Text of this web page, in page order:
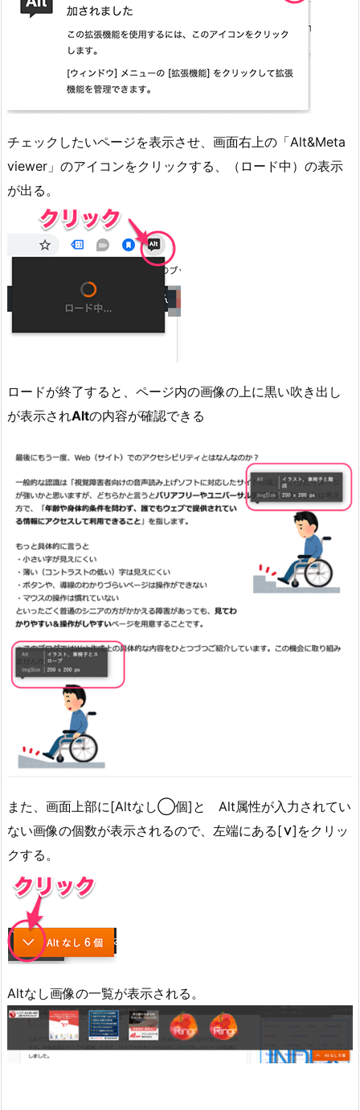
チェックしたいページを表示させ、画面右上の「Alt&Meta
viewer」のアイコンをクリックする、（ロード中）の表示
が出る。
ロードが終了すると、ページ内の画像の上に黒い吹き出し
が表示されAltの内容が確認できる
また、画面上部に[Altなし◯個]と Alt属性が入力されてい
ない画像の個数が表示されるので、左端にある[∨]をクリッ
クする。
Altなし画像の一覧が表示される。